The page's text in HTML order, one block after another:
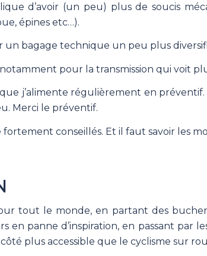
d’avoir (un peu) plus de soucis
épines etc…).
un bagage technique un peu plus
pour la transmission qui voit
j’alimente régulièrement en
Merci le préventif.
conseillés. Et il faut savoir les
tout le monde, en partant des
en panne d’inspiration, en passant par
plus accessible que le cyclisme sur